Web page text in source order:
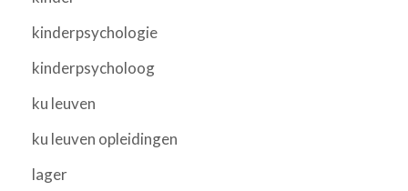
kinderpsychologie
kinderpsycholoog
ku leuven
ku leuven opleidingen
lager